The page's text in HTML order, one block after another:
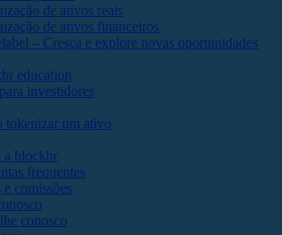
de ativos reais
de ativos financeiros
– Cresça e explore novas oportunidades
education
investidores
tokenizar um ativo
a blockbr
frequentes
e comissões
conosco